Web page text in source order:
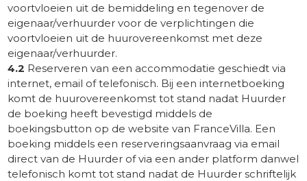
voortvloeien uit de bemiddeling en tegenover de
eigenaar/verhuurder voor de verplichtingen die
voortvloeien uit de huurovereenkomst met deze
eigenaar/verhuurder.
4.2 Reserveren van een accommodatie geschiedt via
internet, email of telefonisch. Bij een internetboeking
komt de huurovereenkomst tot stand nadat Huurder
de boeking heeft bevestigd middels de
boekingsbutton op de website van FranceVilla. Een
boeking middels een reserveringsaanvraag via email
direct van de Huurder of via een ander platform danwel
telefonisch komt tot stand nadat de Huurder schriftelijk